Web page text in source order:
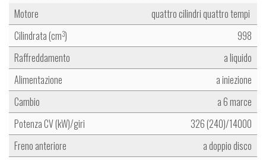
Motore
quattro cilindri quattro tempi
Cilindrata (cm3)
998
Raffreddamento
a liquido
Alimentazione
a iniezione
Cambio
a 6 marce
Potenza CV (kW)/giri
326 (240)/14000
Freno anteriore
a doppio disco